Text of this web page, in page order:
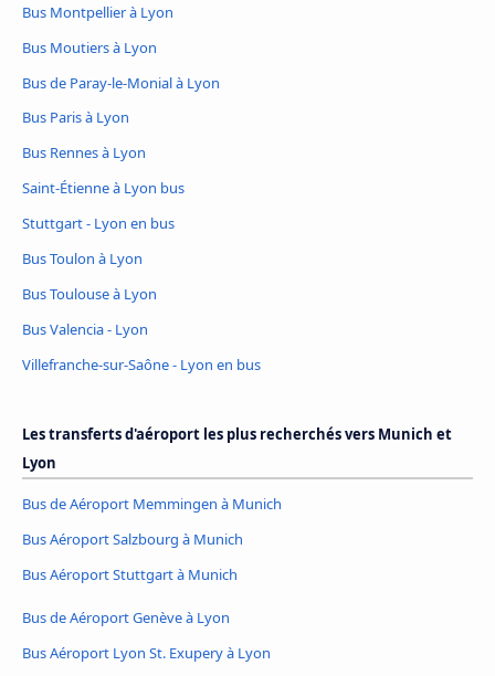
Bus Montpellier à Lyon
Bus Moutiers à Lyon
Bus de Paray-le-Monial à Lyon
Bus Paris à Lyon
Bus Rennes à Lyon
Saint-Étienne à Lyon bus
Stuttgart - Lyon en bus
Bus Toulon à Lyon
Bus Toulouse à Lyon
Bus Valencia - Lyon
Villefranche-sur-Saône - Lyon en bus
Les transferts d'aéroport les plus recherchés vers Munich et
Lyon
Bus de Aéroport Memmingen à Munich
Bus Aéroport Salzbourg à Munich
Bus Aéroport Stuttgart à Munich
Bus de Aéroport Genève à Lyon
Bus Aéroport Lyon St. Exupery à Lyon